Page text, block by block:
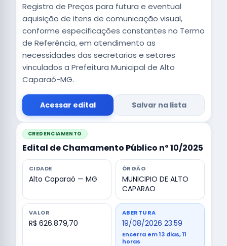
Registro de Preços para futura e eventual
aquisição de itens de comunicação visual,
conforme especificações constantes no Termo
de Referência, em atendimento as
necessidades das secretarias e setores
vinculados a Prefeitura Municipal de Alto
Caparaó-MG.
Acessar edital Salvar na lista
CREDENCIAMENTO
Edital de Chamamento Público nº 10/2025
CIDADE
Alto Caparaó — MG
ÓRGÃO
MUNICIPIO DE ALTO
CAPARAO
VALOR
R$ 626.879,70
ABERTURA
19/08/2026 23:59
Encerra em 13 dias, 11
horas